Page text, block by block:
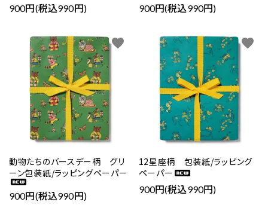
900円(税込990円) 900円(税込990円)
動物たちのバースデー柄 グリ
ーン包装紙/ラッピングペーパー
900円(税込990円)
favorite
12星座柄 包装紙/ラッピング
ペーパー
900円(税込990円)
favorite